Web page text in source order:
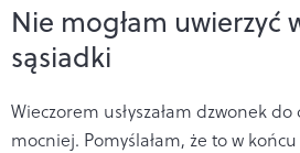
Nie mogłam uwierzyć
sąsiadki
Wieczorem usłyszałam dzwonek
mocniej. Pomyślałam, że to w